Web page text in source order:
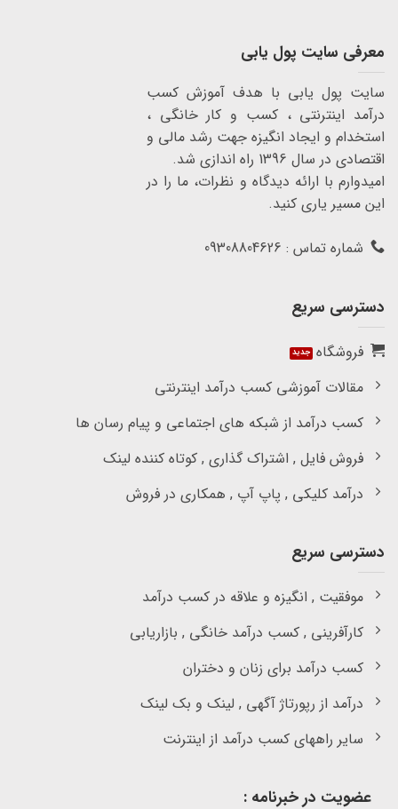
معرفی سایت پول یابی
سایت پول یابی با هدف آموزش کسب
درآمد اینترنتی ، کسب و کار خانگی ،
استخدام و ایجاد انگیزه جهت رشد مالی و
اقتصادی در سال 1396 راه اندازی شد.
امیدوارم با ارائه دیدگاه و نظرات، ما را در
این مسیر یاری کنید.
شماره تماس : 09308804626
دسترسی سریع
فروشگاه
مقالات آموزشی کسب درآمد اینترنتی
کسب درآمد از شبکه های اجتماعی و پیام رسان ها
فروش فایل , اشتراک گذاری , کوتاه کننده لینک
درآمد کلیکی , پاپ آپ , همکاری در فروش
دسترسی سریع
موفقیت , انگیزه و علاقه در کسب درآمد
کارآفرینی , کسب درآمد خانگی , بازاریابی
کسب درآمد برای زنان و دختران
درآمد از رپورتاژ آگهی , لینک و بک لینک
سایر راههای کسب درآمد از اینترنت
عضویت در خبرنامه :